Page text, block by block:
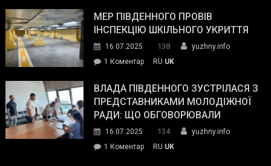
органів:
«Наш
спільний
окупанти.
Маємо
діяти
команда
ДСНС
власноруч
пожежу
у
МЕР ПІВДЕННОГО ПРОВІВ
ІНСПЕКЦІЮ ШКІЛЬНОГО УКРИТТЯ
16.07.2025 138
yuzhny.info
1 Коментардо
Південного
провів
інспекцію
укриття
RU UK
ВЛАДА ПІВДЕННОГО ЗУСТРІЛАСЯ З
ПРЕДСТАВНИКАМИ МОЛОДІЖНОЇ
РАДИ: ЩО ОБГОВОРЮВАЛИ
16.07.2025 134
yuzhny.info
1 Коментардо RU UK